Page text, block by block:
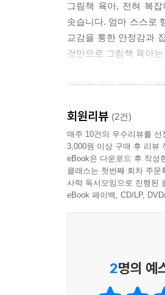
아이의 말과 바깥의 풍
일본 그림책인데요.
겨울잠을 자던 동물들
하나같이 코를 킁킁대
다 창밖 풍경을 기쁘게
그림책 경험은 일상을
이 풍요로워집니다.
아이가 태어나서 24개
에 여러 측면에서 발달
읊조려보는 것만으로
그림책 육아, 전혀 복
솟습니다. 엄마 스스로
교감을 통한 안정감과
것만으로 그림책 육아
그림책 육아 10년, 그
그림책에는 교양 정서
좋습니다. 그림책 육아
위안과 가르침을 얻죠.
이렇게 결론을 내리려고
“그림책으로만 가르치
제님 씨가 첫 번째 책
『포근하게 그림책처
회원리뷰 (2건)
매주 10건의 우수리뷰를
3,000원 이상 구매 후 리뷰
eBook은 다운로드 후 작성
클래스는 첫번째 회차 주
사락 독서모임으로 진행된
eBook 페이백, CD/LP,
2명의 예